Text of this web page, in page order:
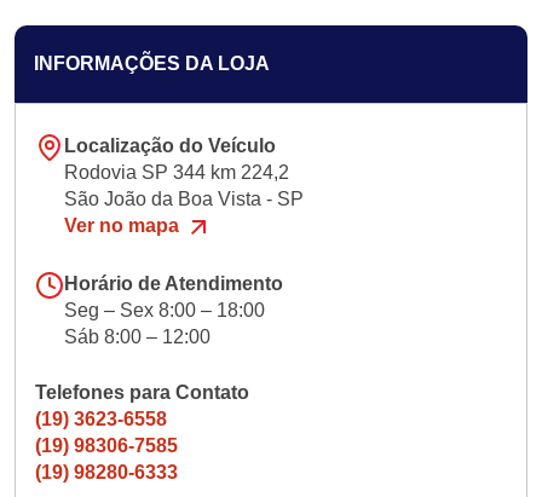
INFORMAÇÕES DA LOJA
Localização do Veículo
Rodovia SP 344 km 224,2
São João da Boa Vista - SP
Ver no mapa
Horário de Atendimento
Seg – Sex 8:00 – 18:00
Sáb 8:00 – 12:00
Telefones para Contato
(19) 3623-6558
(19) 98306-7585
(19) 98280-6333